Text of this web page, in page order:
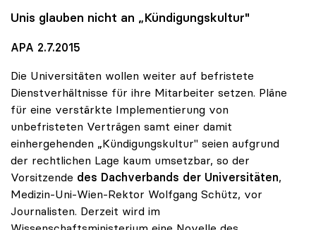
Unis glauben nicht an „Kündigungskultur"
APA 2.7.2015
Die Universitäten wollen weiter auf befristete
Dienstverhältnisse für ihre Mitarbeiter setzen. Pläne
für eine verstärkte Implementierung von
unbefristeten Verträgen samt einer damit
einhergehenden „Kündigungskultur" seien aufgrund
der rechtlichen Lage kaum umsetzbar, so der
Vorsitzende des Dachverbands der Universitäten,
Medizin-Uni-Wien-Rektor Wolfgang Schütz, vor
Journalisten. Derzeit wird im